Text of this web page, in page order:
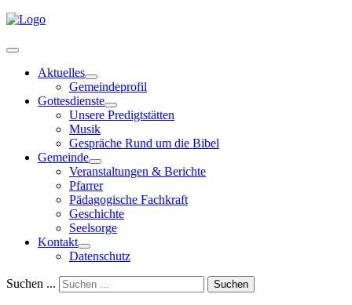
Aktuelles
Gemeindeprofil
Gottesdienste
Unsere Predigtstätten
Musik
Gespräche Rund um die Bibel
Gemeinde
Veranstaltungen & Berichte
Pfarrer
Pädagogische Fachkraft
Geschichte
Seelsorge
Kontakt
Datenschutz
Suchen ... Suchen